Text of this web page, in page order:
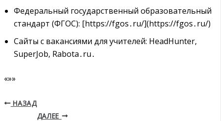
Федеральный государственный образовательный
стандарт (ФГОС): [https://fgos․ru/](https://fgos․ru/)
Сайты с вакансиями для учителей: HeadHunter,
SuperJob, Rabota․ru․
«»»
НАЗАД
ДАЛЕЕ